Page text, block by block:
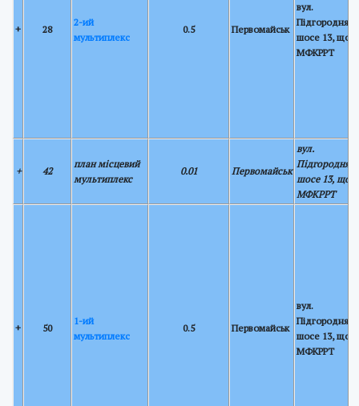
+ 28
2-ий
мультиплекс
0.5 Первомайськ
вул.
шосе 13,
МФКРРТ
+ 42
план місцевий
мультиплекс
0.01 Первомайськ
вул.
шосе 13,
МФКРРТ
+ 50
1-ий
мультиплекс
0.5 Первомайськ
вул.
шосе 13,
МФКРРТ